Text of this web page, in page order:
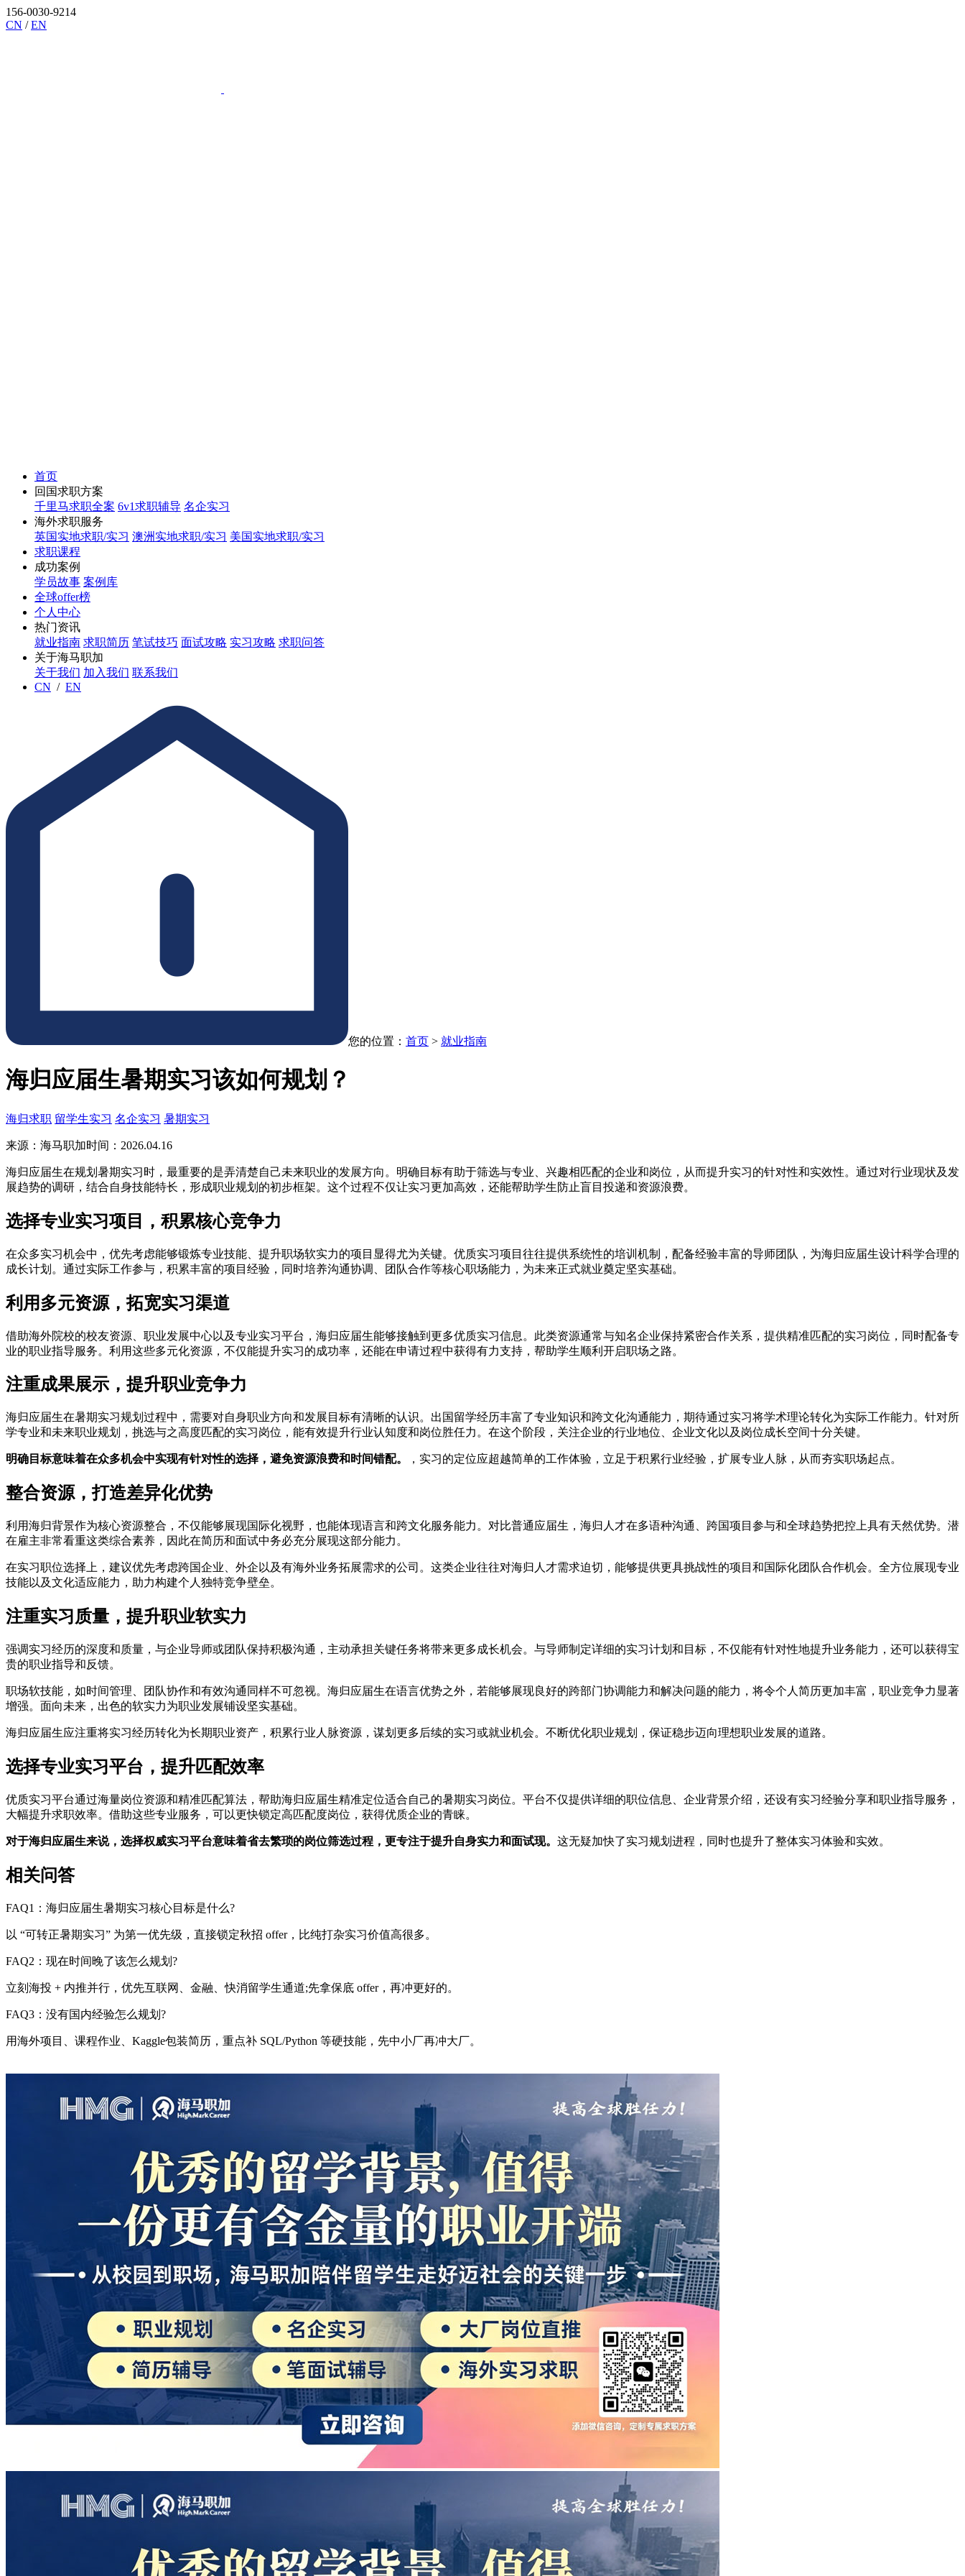
156-0030-9214
CN /EN
首页
回国求职方案
千里马求职全案 6v1求职辅导 名企实习
海外求职服务
英国实地求职/实习 澳洲实地求职/实习 美国实地求职/实习
求职课程
成功案例
学员故事 案例库
全球offer榜
个人中心
热门资讯
就业指南 求职简历 笔试技巧 面试攻略 实习攻略 求职问答
关于海马职加
关于我们 加入我们 联系我们
CN / EN
您的位置： 首页 > 就业指南
海归应届生暑期实习该如何规划？
海归求职 留学生实习 名企实习 暑期实习
来源：海马职加时间：2026.04.16
海归应届生在规划暑期实习时，最重要的是弄清楚自己未来职业的发展方向。明确目标有助于筛选与专业、兴趣相匹配的企业和岗位，从而提升实习的针对性和实效性。通过对行业现状及发
展趋势的调研，结合自身技能特长，形成职业规划的初步框架。这个过程不仅让实习更加高效，还能帮助学生防止盲目投递和资源浪费。
选择专业实习项目，积累核心竞争力
在众多实习机会中，优先考虑能够锻炼专业技能、提升职场软实力的项目显得尤为关键。优质实习项目往往提供系统性的培训机制，配备经验丰富的导师团队，为海归应届生设计科学合理的
成长计划。通过实际工作参与，积累丰富的项目经验，同时培养沟通协调、团队合作等核心职场能力，为未来正式就业奠定坚实基础。
利用多元资源，拓宽实习渠道
借助海外院校的校友资源、职业发展中心以及专业实习平台，海归应届生能够接触到更多优质实习信息。此类资源通常与知名企业保持紧密合作关系，提供精准匹配的实习岗位，同时配备专
业的职业指导服务。利用这些多元化资源，不仅能提升实习的成功率，还能在申请过程中获得有力支持，帮助学生顺利开启职场之路。
注重成果展示，提升职业竞争力
海归应届生在暑期实习规划过程中，需要对自身职业方向和发展目标有清晰的认识。出国留学经历丰富了专业知识和跨文化沟通能力，期待通过实习将学术理论转化为实际工作能力。针对所
学专业和未来职业规划，挑选与之高度匹配的实习岗位，能有效提升行业认知度和岗位胜任力。在这个阶段，关注企业的行业地位、企业文化以及岗位成长空间十分关键。
明确目标意味着在众多机会中实现有针对性的选择，避免资源浪费和时间错配。 ，实习的定位应超越简单的工作体验，立足于积累行业经验，扩展专业人脉，从而夯实职场起点。
整合资源，打造差异化优势
利用海归背景作为核心资源整合，不仅能够展现国际化视野，也能体现语言和跨文化服务能力。对比普通应届生，海归人才在多语种沟通、跨国项目参与和全球趋势把控上具有天然优势。潜
在雇主非常看重这类综合素养，因此在简历和面试中务必充分展现这部分能力。
在实习职位选择上，建议优先考虑跨国企业、外企以及有海外业务拓展需求的公司。这类企业往往对海归人才需求迫切，能够提供更具挑战性的项目和国际化团队合作机会。全方位展现专业
技能以及文化适应能力，助力构建个人独特竞争壁垒。
注重实习质量，提升职业软实力
强调实习经历的深度和质量，与企业导师或团队保持积极沟通，主动承担关键任务将带来更多成长机会。与导师制定详细的实习计划和目标，不仅能有针对性地提升业务能力，还可以获得宝
贵的职业指导和反馈。
职场软技能，如时间管理、团队协作和有效沟通同样不可忽视。海归应届生在语言优势之外，若能够展现良好的跨部门协调能力和解决问题的能力，将令个人简历更加丰富，职业竞争力显著
增强。面向未来，出色的软实力为职业发展铺设坚实基础。
海归应届生应注重将实习经历转化为长期职业资产，积累行业人脉资源，谋划更多后续的实习或就业机会。不断优化职业规划，保证稳步迈向理想职业发展的道路。
选择专业实习平台，提升匹配效率
优质实习平台通过海量岗位资源和精准匹配算法，帮助海归应届生精准定位适合自己的暑期实习岗位。平台不仅提供详细的职位信息、企业背景介绍，还设有实习经验分享和职业指导服务，
大幅提升求职效率。借助这些专业服务，可以更快锁定高匹配度岗位，获得优质企业的青睐。
对于海归应届生来说，选择权威实习平台意味着省去繁琐的岗位筛选过程，更专注于提升自身实力和面试现。 这无疑加快了实习规划进程，同时也提升了整体实习体验和实效。
相关问答
FAQ1：海归应届生暑期实习核心目标是什么?
以 “可转正暑期实习” 为第一优先级，直接锁定秋招 offer，比纯打杂实习价值高很多。
FAQ2：现在时间晚了该怎么规划?
立刻海投 + 内推并行，优先互联网、金融、快消留学生通道;先拿保底 offer，再冲更好的。
FAQ3：没有国内经验怎么规划?
用海外项目、课程作业、Kaggle包装简历，重点补 SQL/Python 等硬技能，先中小厂再冲大厂。